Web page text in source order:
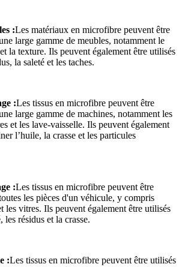
:Les matériaux en microfibre peuvent être
large gamme de meubles, notamment le
la texture. Ils peuvent également être utilisés
la saleté et les taches.
:Les tissus en microfibre peuvent être
large gamme de machines, notamment les
et les lave-vaisselle. Ils peuvent également
l’huile, la crasse et les particules
:Les tissus en microfibre peuvent être
les pièces d'un véhicule, y compris
les vitres. Ils peuvent également être utilisés
résidus et la crasse.
:Les tissus en microfibre peuvent être utilisés